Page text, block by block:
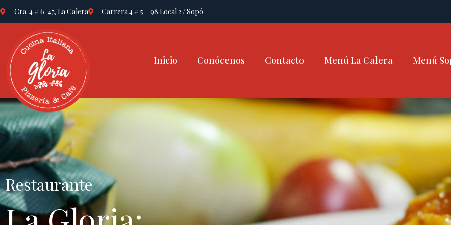
Cra. 4 # 6-47, La Calera Carrera 4 # 5 - 98 Local 2 / Sopó
Inicio Conócenos Contacto Menú La Calera Menú
Restaurante